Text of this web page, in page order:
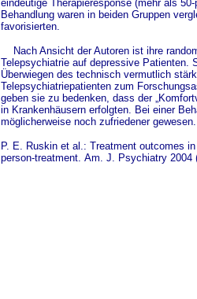
eindeutige Therapieresponse (mehr als
Behandlung waren in beiden Gruppen
favorisierten.
Nach Ansicht der Autoren ist ihre
Telepsychiatrie auf depressive Patienten.
Überwiegen des technisch vermutlich
Telepsychiatriepatienten zum
geben sie zu bedenken, dass der
in Krankenhäusern erfolgten. Bei einer
möglicherweise noch zufriedener gewesen.
P. E. Ruskin et al.: Treatment outcomes
person-treatment. Am. J. Psychiatry 2004